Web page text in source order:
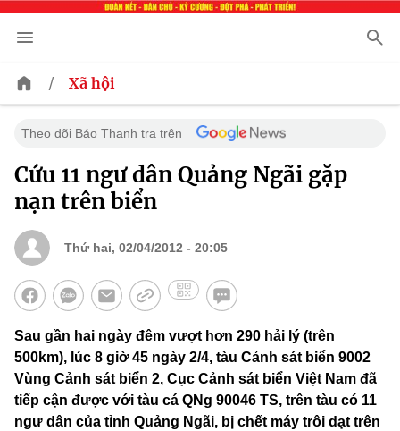
/ Xã hội
Theo dõi Báo Thanh tra trên
Cứu 11 ngư dân Quảng Ngãi gặp
nạn trên biển
Thứ hai, 02/04/2012 - 20:05
Sau gần hai ngày đêm vượt hơn 290 hải lý (trên
500km), lúc 8 giờ 45 ngày 2/4, tàu Cảnh sát biển 9002
Vùng Cảnh sát biển 2, Cục Cảnh sát biển Việt Nam đã
tiếp cận được với tàu cá QNg 90046 TS, trên tàu có 11
ngư dân của tỉnh Quảng Ngãi, bị chết máy trôi dạt trên